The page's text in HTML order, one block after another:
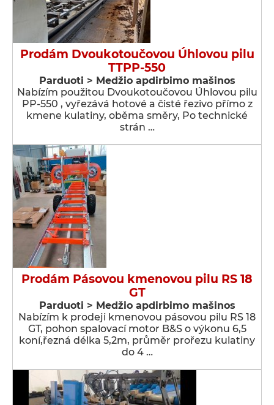
Prodám Dvoukotoučovou Úhlovou pilu
TTPP-550
Parduoti > Medžio apdirbimo mašinos
Nabízím použitou Dvoukotoučovou Úhlovou pilu
PP-550 , vyřezává hotové a čisté řezivo přímo z
kmene kulatiny, oběma směry, Po technické
strán …
Prodám Pásovou kmenovou pilu RS 18
GT
Parduoti > Medžio apdirbimo mašinos
Nabízím k prodeji kmenovou pásovou pilu RS 18
GT, pohon spalovací motor B&S o výkonu 6,5
koní,řezná délka 5,2m, průměr prořezu kulatiny
do 4 …